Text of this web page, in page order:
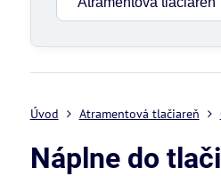
Úvod Atramentová tlačiareň
Náplne do